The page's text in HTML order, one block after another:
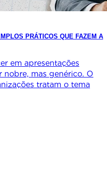
PRÁTICOS QUE FAZEM A
em apresentações
mas genérico. O
tratam o tema